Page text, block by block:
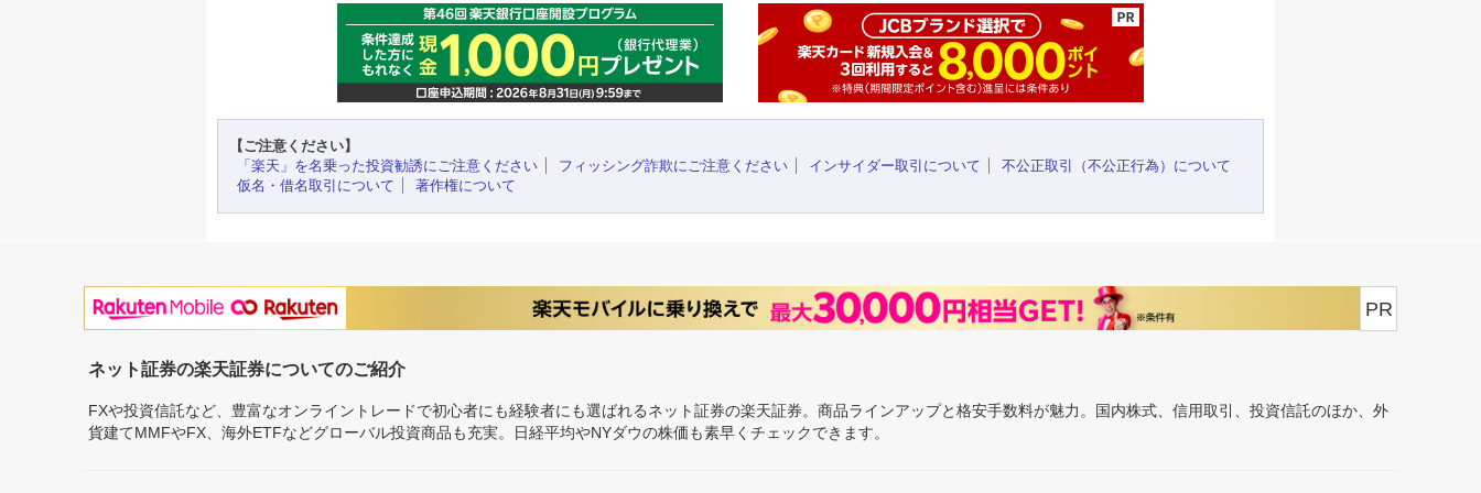
【ご注意ください】
「楽天」を名乗った投資勧誘にご注意ください
フィッシング詐欺にご注意ください インサイダー取引について
不公正取引（不公正行為）について
仮名・借名取引について
著作権について
PR
ネット証券の楽天証券についてのご紹介
FXや投資信託など、豊富なオンライントレードで初心者にも経験者にも選ばれるネット証券の楽天証券。商品ラインアップと格安手数料が魅力。国内株式、信用取引、投資信託のほか、外
貨建てMMFやFX、海外ETFなどグローバル投資商品も充実。日経平均やNYダウの株価も素早くチェックできます。